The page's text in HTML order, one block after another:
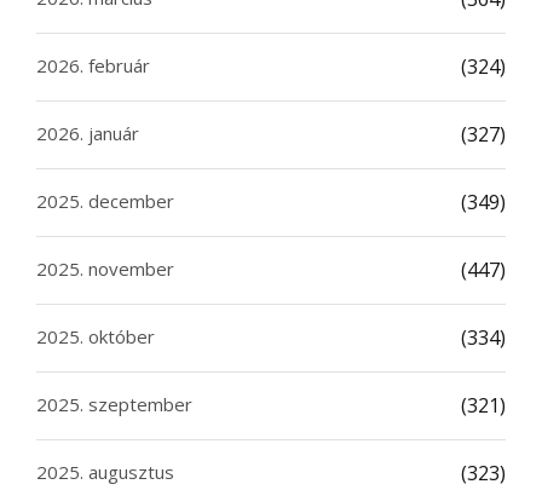
2026. február (324)
2026. január (327)
2025. december (349)
2025. november (447)
2025. október (334)
2025. szeptember (321)
2025. augusztus (323)